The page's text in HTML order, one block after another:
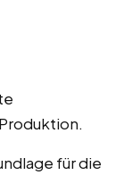
für die